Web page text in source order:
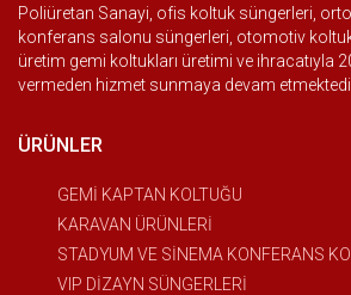
Poliüretan Sanayi, ofis koltuk süngerleri,
konferans salonu süngerleri, otomotiv
üretim gemi koltukları üretimi ve ihracatıyla
vermeden hizmet sunmaya devam
ÜRÜNLER
GEMİ KAPTAN KOLTUĞU
KARAVAN ÜRÜNLERİ
STADYUM VE SİNEMA KONFERANS
VIP DİZAYN SÜNGERLERİ